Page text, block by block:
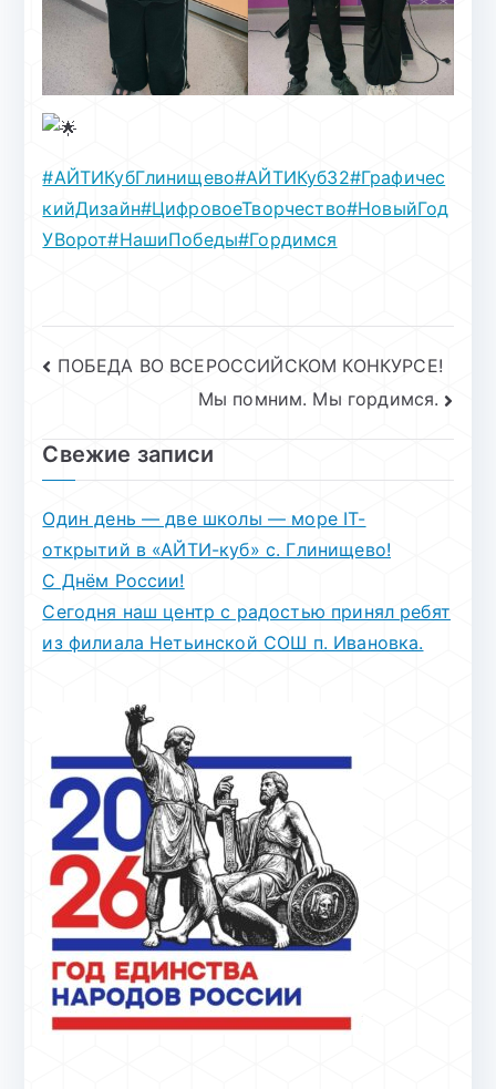
#АЙТИКубГлинищево#АЙТИКуб32#Графичес
кийДизайн#ЦифровоеТворчество#НовыйГод
УВорот#НашиПобеды#Гордимся
Навигация
записям
ПОБЕДА ВО ВСЕРОССИЙСКОМ КОНКУРСЕ!
Мы помним. Мы гордимся.
Свежие записи
Один день — две школы — море IT-
открытий в «АЙТИ-куб» с. Глинищево!
С Днём России!
Сегодня наш центр с радостью принял ребят
из филиала Нетьинской СОШ п. Ивановка.